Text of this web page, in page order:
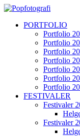
PORTFOLIO
Portfolio
Portfolio
Portfolio
Portfolio
Portfolio
Portfolio
Portfolio
FESTIVALER
Festivaler
Festivaler